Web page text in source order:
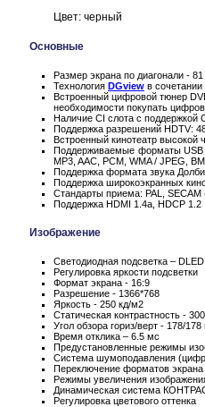
Цвет: черный
Основные
Размер экрана по диагонали -
Технология DGview в сочетании
Встроенный цифровой тюнер
необходимости покупать
Наличие CI слота с поддержкой
Поддержка разрешений HDTV:
Встроенный кинотеатр высокой
Поддерживаемые форматы USB
MP3, AAC, PCM, WMA / JPEG,
Поддержка формата звука
Поддержка широкоэкранных
Стандарты приема: PAL, SECAM
Поддержка HDMI 1.4a, HDCP 1.2
Изображение
Светодиодная подсветка – DLED
Регулировка яркости подсветки
Формат экрана - 16:9
Разрешение - 1366*768
Яркость - 250 кд/м2
Статическая контрастность -
Угол обзора гориз/верт - 178/178
Время отклика – 6.5 мс
Предустановленные режимы
Система шумоподавления
Переключение форматов экрана
Режимы увеличения
Динамическая система
Регулировка цветового оттенка